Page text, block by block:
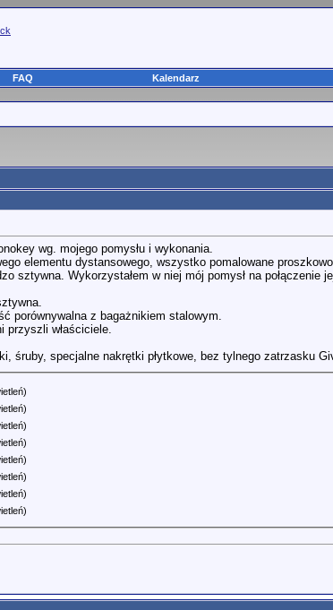
FAQ Kalendarz
wg. mojego pomysłu i wykonania.
elementu dystansowego, wszystko pomalowane
sztywna. Wykorzystałem w niej mój pomysł na
porównywalna z bagażnikiem stalowym.
przyszli właściciele.
śruby, specjalne nakrętki płytkowe, bez tylnego zatrzasku